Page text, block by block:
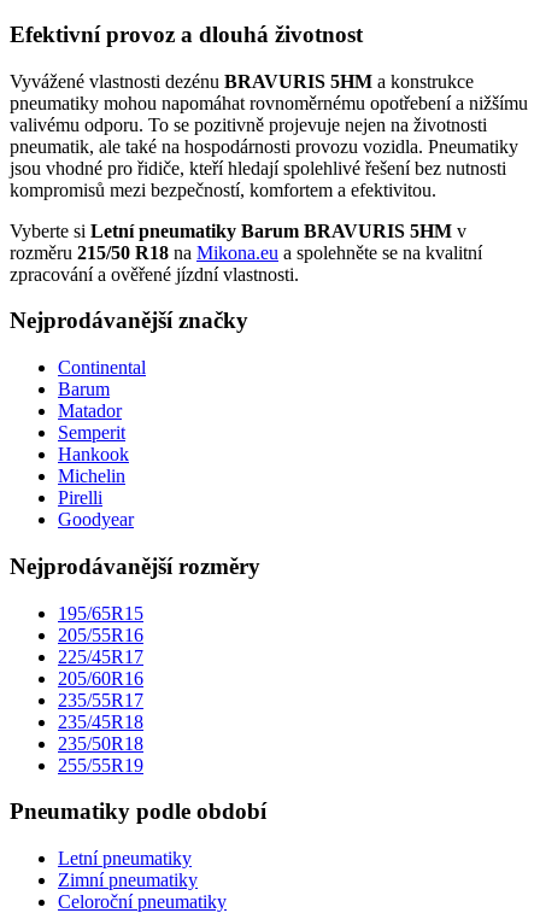
Efektivní provoz a dlouhá životnost
Vyvážené vlastnosti dezénu BRAVURIS 5HM a konstrukce
pneumatiky mohou napomáhat rovnoměrnému opotřebení a nižšímu
valivému odporu. To se pozitivně projevuje nejen na životnosti
pneumatik, ale také na hospodárnosti provozu vozidla. Pneumatiky
jsou vhodné pro řidiče, kteří hledají spolehlivé řešení bez nutnosti
kompromisů mezi bezpečností, komfortem a efektivitou.
Vyberte si Letní pneumatiky Barum BRAVURIS 5HM v
rozměru 215/50 R18 na Mikona.eu a spolehněte se na kvalitní
zpracování a ověřené jízdní vlastnosti.
Nejprodávanější značky
Continental
Barum
Matador
Semperit
Hankook
Michelin
Pirelli
Goodyear
Nejprodávanější rozměry
195/65R15
205/55R16
225/45R17
205/60R16
235/55R17
235/45R18
235/50R18
255/55R19
Pneumatiky podle období
Letní pneumatiky
Zimní pneumatiky
Celoroční pneumatiky